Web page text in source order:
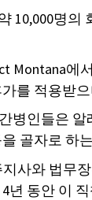
10,000명의
Montana에
를 적용받
병인들은
골자로 하
사와 법무
년 동안 이